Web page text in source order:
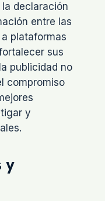
declaración
entre las
plataformas
sus
publicidad no
compromiso
y
y